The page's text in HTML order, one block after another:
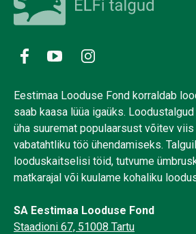
Eestimaa Looduse Fond korraldab
saab kaasa lüüa igaüks.
üha suuremat populaarsust võitev viis
vabatahtliku töö ühendamiseks.
looduskaitselisi töid, tutvume
matkarajal või kuulame kohaliku
SA Eestimaa Looduse Fond
Staadioni 67, 51008 Tartu